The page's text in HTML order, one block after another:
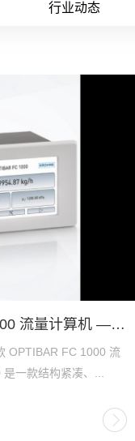
行业动态
新款 OPTIBAR FC 1000 流量计算机 — 进一步完善科隆的差压产品系列
OPTIBAR FC 1000 流
一款结构紧凑、...